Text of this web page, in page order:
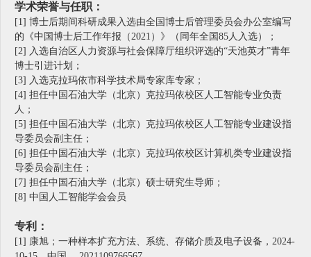
学术荣誉与任职：
[1] 博士后期间科研成果入选由全国博士后管理委员会办公室编写
的《中国博士后工作年报（2021）》（同年全国85人入选）；
[2] 入选自治区人力资源与社会保障厅组织评选的“天池英才”青年
博士引进计划；
[3] 入选克拉玛依市科学技术局专家库专家；
[4] 担任中国石油大学（北京）克拉玛依校区人工智能专业负责
人；
[5] 担任中国石油大学（北京）克拉玛依校区人工智能专业建设指
导委员会副主任；
[6] 担任中国石油大学（北京）克拉玛依校区计算机类专业建设指
导委员会副主任；
[7] 担任中国石油大学（北京）硕士研究生导师；
[8] 中国人工智能学会会员
专利：
[1] 康旭；一种样本扩充方法、系统、存储介质及电子设备，2024-